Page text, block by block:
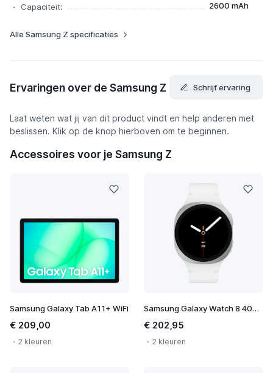
Capaciteit:
2600 mAh
Alle Samsung Z specificaties
Ervaringen over de Samsung Z Schrijf ervaring
Laat weten wat jij van dit product vindt en help anderen met
beslissen. Klik op de knop hierboven om te beginnen.
Accessoires voor je Samsung Z
Samsung Galaxy Tab A11+ WiFi
€ 209,00
2 kleuren
Samsung Galaxy Watch 8 40mm
€ 202,95
2 kleuren